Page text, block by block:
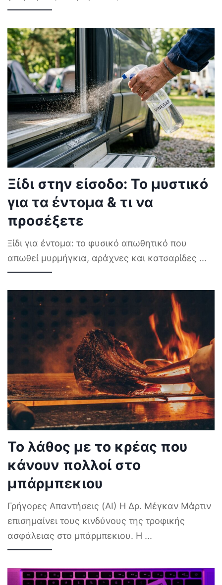
Ξίδι στην είσοδο: Το μυστικό
για τα έντομα & τι να
προσέξετε
Ξίδι για έντομα: το φυσικό απωθητικό που
απωθεί μυρμήγκια, αράχνες και κατσαρίδες ...
Το λάθος με το κρέας που
κάνουν πολλοί στο
μπάρμπεκιου
Γρήγορες Απαντήσεις (AI) Η Δρ. Μέγκαν Μάρτιν
επισημαίνει τους κινδύνους της τροφικής
ασφάλειας στο μπάρμπεκιου. Η ...